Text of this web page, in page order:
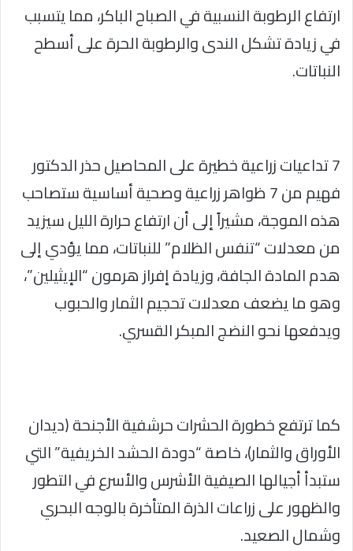
ارتفاع الرطوبة النسبية في الصباح الباكر، مما يتسبب
في زيادة تشكل الندى والرطوبة الحرة على أسطح
النباتات.
7 تداعيات زراعية خطيرة على المحاصيل حذر الدكتور
فهيم من 7 ظواهر زراعية وصحية أساسية ستصاحب
هذه الموجة، مشيراً إلى أن ارتفاع حرارة الليل سيزيد
من معدلات “تنفس الظلام” للنباتات، مما يؤدي إلى
هدم المادة الجافة، وزيادة إفراز هرمون “الإيثيلين”،
وهو ما يضعف معدلات تحجيم الثمار والحبوب
ويدفعها نحو النضج المبكر القسري.
كما ترتفع خطورة الحشرات حرشفية الأجنحة (ديدان
الأوراق والثمار)، خاصة “دودة الحشد الخريفية” التي
ستبدأ أجيالها الصيفية الأشرس والأسرع في التطور
والظهور على زراعات الذرة المتأخرة بالوجه البحري
وشمال الصعيد.